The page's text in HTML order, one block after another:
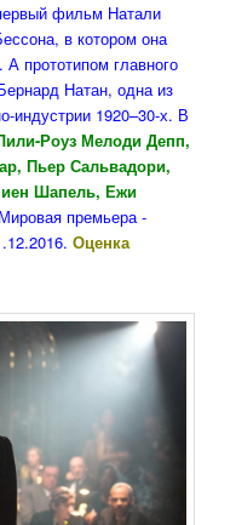
фильм Натали
в котором она
прототипом главного
Натан, одна из
индустрии 1920–30-х. В
Роуз Мелоди Депп,
Пьер Сальвадори,
Шапель, Ежи
премьера -
Оценка